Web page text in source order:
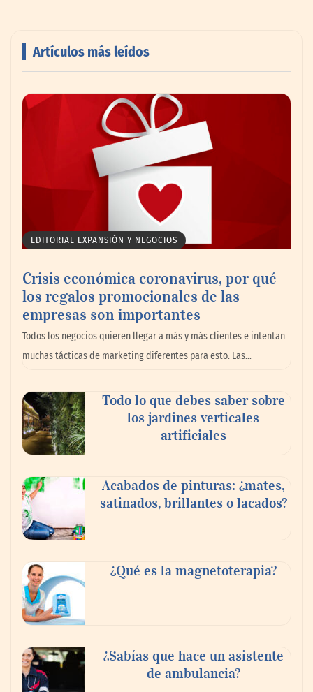
impulsando la colaboración en el sector
La omnicanalidad redefine la forma de
planear viajes en México
buscan proyectar talento mexicano y
fortalecer el turismo médico
Artículos más leídos
EDITORIAL EXPANSIÓN Y NEGOCIOS
Crisis económica coronavirus, por qué
los regalos promocionales de las
empresas son importantes
Todos los negocios quieren llegar a más y más clientes e intentan
muchas tácticas de marketing diferentes para esto. Las…
Todo lo que debes saber sobre
los jardines verticales
artificiales
Acabados de pinturas: ¿mates,
satinados, brillantes o lacados?
¿Qué es la magnetoterapia?
¿Sabías que hace un asistente
de ambulancia?